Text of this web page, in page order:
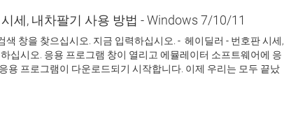
세, 내차팔기 사용 방법 - Windows 7/10/11
창을 찾으십시오. 지금 입력하십시오. -  헤이딜러 - 번호판 시세,
십시오. 응용 프로그램 창이 열리고 에뮬레이터 소프트웨어에 응
용 프로그램이 다운로드되기 시작합니다. 이제 우리는 모두 끝났